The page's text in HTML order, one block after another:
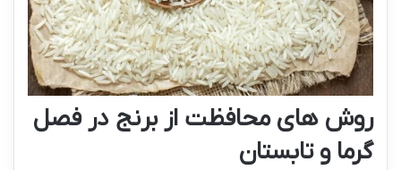
روش های محافظت از برنج در فصل
گرما و تابستان